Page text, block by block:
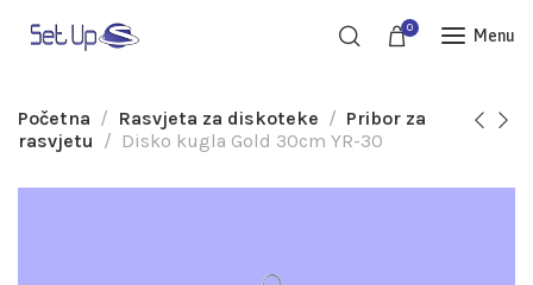
0 Menu
Početna Rasvjeta za diskoteke
Pribor za
rasvjetu
Disko kugla Gold 30cm YR-30